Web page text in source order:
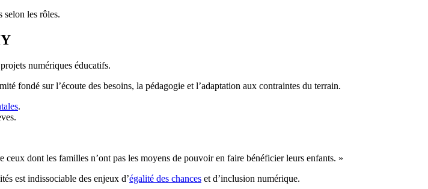
selon les rôles.
numériques éducatifs.
fondé sur l’écoute des besoins, la pédagogie et l’adaptation aux contraintes du terrain.
.
dont les familles n’ont pas les moyens de pouvoir en faire bénéficier leurs enfants. »
est indissociable des enjeux d’égalité des chances et d’inclusion numérique.